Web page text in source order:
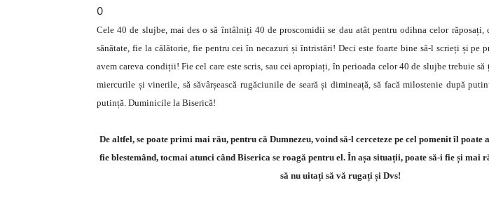
0
Cele 40 de slujbe, mai des o să întâlniți 40 de proscomidii se dau atât pentru odihna celor
sănătate, fie la călătorie, fie pentru cei în necazuri și întristări! Deci este foarte bine să-l scrieți și pe
avem careva condiții! Fie cel care este scris, sau cei apropiați, în perioada celor 40 de slujbe trebuie
miercurile și vinerile, să săvârșească rugăciunile de seară și dimineață, să facă milostenie după
putință. Duminicile la Biserică!
De altfel, se poate primi mai rău, pentru că Dumnezeu, voind să-l cerceteze pe cel pomenit îl poate
fie blestemând, tocmai atunci când Biserica se roagă pentru el. În așa situații, poate să-i fie și mai
să nu uitați să vă rugați și Dvs!